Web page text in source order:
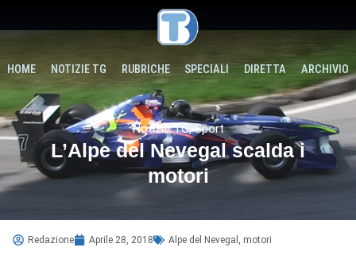
HOME NOTIZIE TG RUBRICHE SPECIALI DIRETTA ARCHIVIO
Notizie TG,Sport
L’Alpe del Nevegal scalda i
motori
Redazione Aprile 28, 2018 Alpe del Nevegal motori